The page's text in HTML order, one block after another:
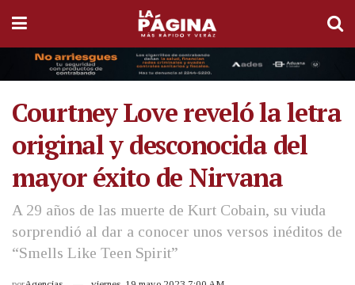
Courtney Love reveló la letra
original y desconocida del
mayor éxito de Nirvana
A 29 años de las muerte de Kurt Cobain, su viuda
sorprendió al dar a conocer unos versos inéditos de
“Smells Like Teen Spirit”